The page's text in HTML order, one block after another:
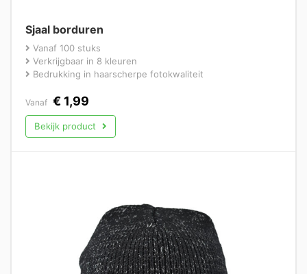
Sjaal borduren
Vanaf 100 stuks
Verkrijgbaar in 8 kleuren
Bedrukking in haarscherpe fotokwaliteit
Vanaf € 1,99
Bekijk product